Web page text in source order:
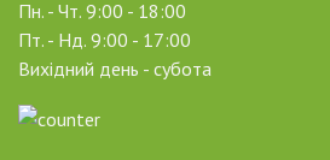
Пн. - Чт. 9:00 - 18:00
Пт. - Нд. 9:00 - 17:00
Вихідний день - субота